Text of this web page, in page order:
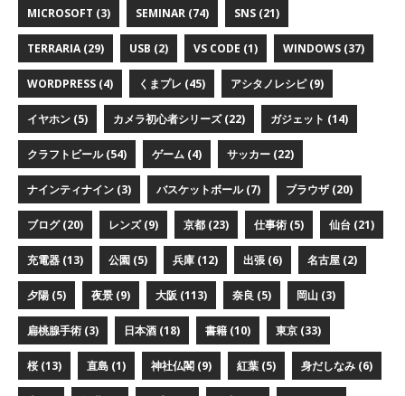
MICROSOFT (3) SEMINAR (74) SNS (21)
TERRARIA (29) USB (2) VS CODE (1) WINDOWS (37)
WORDPRESS (4) くまプレ (45) アシタノレシピ (9)
イヤホン (5) カメラ初心者シリーズ (22) ガジェット (14)
クラフトビール (54) ゲーム (4) サッカー (22)
ナインティナイン (3) バスケットボール (7) ブラウザ (20)
ブログ (20) レンズ (9) 京都 (23) 仕事術 (5) 仙台 (21)
充電器 (13) 公園 (5) 兵庫 (12) 出張 (6) 名古屋 (2)
夕陽 (5) 夜景 (9) 大阪 (113) 奈良 (5) 岡山 (3)
扁桃腺手術 (3) 日本酒 (18) 書籍 (10) 東京 (33)
桜 (13) 直島 (1) 神社仏閣 (9) 紅葉 (5) 身だしなみ (6)